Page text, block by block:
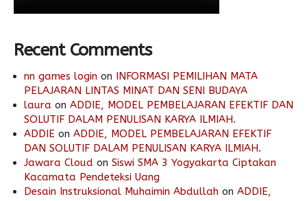
Recent Comments
nn games login on INFORMASI PEMILIHAN MATA
PELAJARAN LINTAS MINAT DAN SENI BUDAYA
laura on ADDIE, MODEL PEMBELAJARAN EFEKTIF DAN
SOLUTIF DALAM PENULISAN KARYA ILMIAH.
ADDIE on ADDIE, MODEL PEMBELAJARAN EFEKTIF
DAN SOLUTIF DALAM PENULISAN KARYA ILMIAH.
Jawara Cloud on Siswi SMA 3 Yogyakarta Ciptakan
Kacamata Pendeteksi Uang
Desain Instruksional Muhaimin Abdullah on ADDIE,